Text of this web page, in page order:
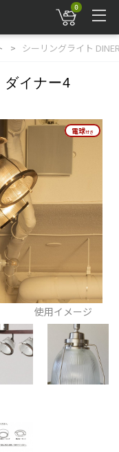
0
シーリングライト
ダイナー4
電球付き
電球付き
使用イメージ